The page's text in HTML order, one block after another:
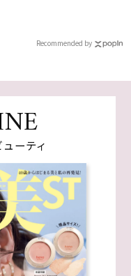
Recommended by
ーティ